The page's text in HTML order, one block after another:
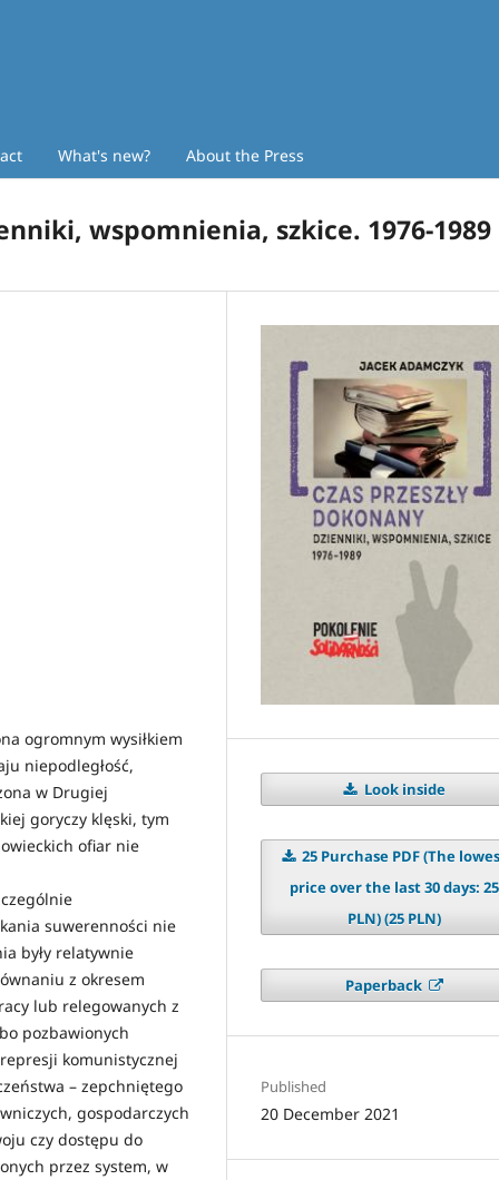
What's new? About the Press
wspomnienia, szkice. 1976-1989
ogromnym wysiłkiem
niepodległość,
w Drugiej
goryczy klęski, tym
ofiar nie
suwerenności nie
były relatywnie
z okresem
lub relegowanych z
pozbawionych
komunistycznej
– zepchniętego
gospodarczych
czy dostępu do
przez system, w
Look inside
25 Purchase PDF (The
price over the last 30 days: 25
PLN) (25 PLN)
Paperback
Published
20 December 2021